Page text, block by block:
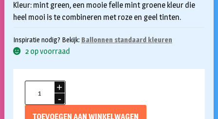
Kleur: mint green, een mooie felle mint groene kleur die
heel mooi is te combineren met roze en geel tinten.
Inspiratie nodig? Bekijk: Ballonnen standaard kleuren
2 op voorraad
Ballonnen
mint
TOEVOEGEN AAN WINKELWAGEN